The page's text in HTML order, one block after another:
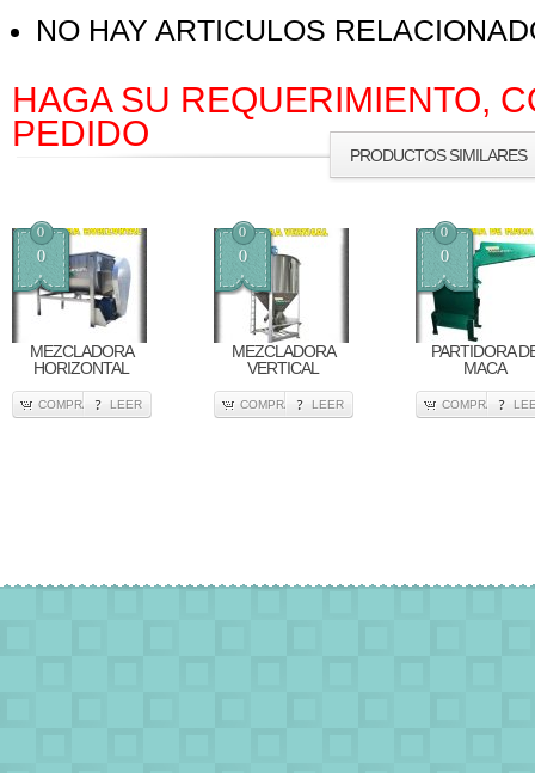
NO HAY ARTICULOS
HAGA SU REQUERIMIENTO,
PEDIDO
PRODUCTOS SIMILARES
0
0
MEZCLADORA
HORIZONTAL
COMPRA LEER
0
0
MEZCLADORA
VERTICAL
COMPRA LEER
0
0
PARTIDORA
MACA
COMPRA